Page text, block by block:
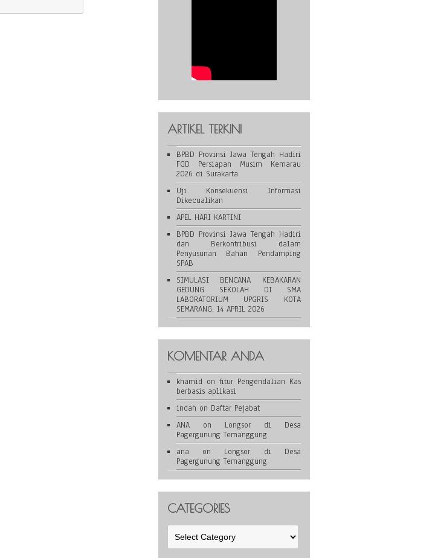
ARTIKEL TERKINI
BPBD Provinsi Jawa Tengah Hadiri
FGD Persiapan Musim Kemarau
2026 di Surakarta
Uji Konsekuensi Informasi
Dikecualikan
APEL HARI KARTINI
BPBD Provinsi Jawa Tengah Hadiri
dan Berkontribusi dalam
Penyusunan Bahan Pendamping
SPAB
SIMULASI BENCANA KEBAKARAN
GEDUNG SEKOLAH DI SMA
LABORATORIUM UPGRIS KOTA
SEMARANG, 14 APRIL 2026
KOMENTAR ANDA
khamid on fitur Pengendalian Kas
berbasis aplikasi
indah on Daftar Pejabat
ANAon Longsor di Desa
Pagergunung Temanggung
ana on Longsor di Desa
Pagergunung Temanggung
CATEGORIES
Categories